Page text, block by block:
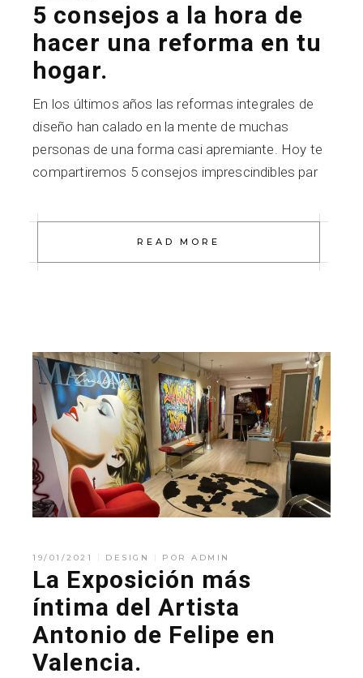
5 consejos a la hora de
hacer una reforma en tu
hogar.
En los últimos años las reformas integrales de
diseño han calado en la mente de muchas
personas de una forma casi apremiante. Hoy te
compartiremos 5 consejos imprescindibles par
READ MORE
19/01/2021 DESIGN PORADMIN
La Exposición más
íntima del Artista
Antonio de Felipe en
Valencia.